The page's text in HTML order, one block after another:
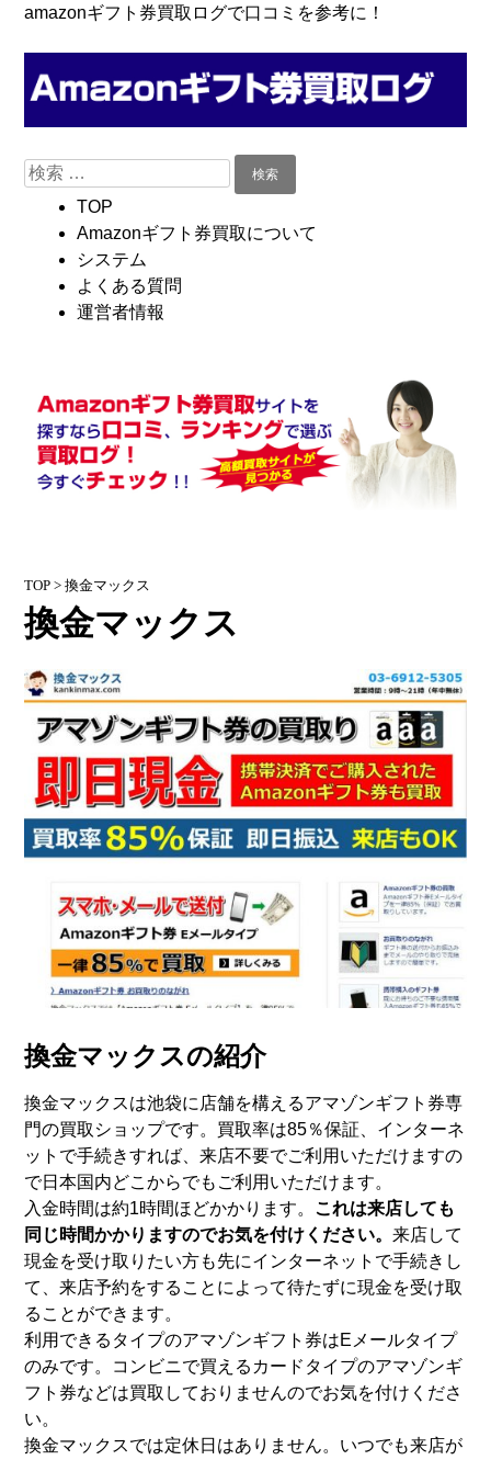
コ
ン
移
Skip
amazonギフト券買取ログで口コミを参考に！
検
索:
TOP
Amazonギフト券買取について
システム
よくある質問
運営者情報
TOP > 換金マックス
換金マックス
換金マックスの紹介
換金マックスは池袋に店舗を構えるアマゾンギフト券専
門の買取ショップです。買取率は85％保証、インターネ
ットで手続きすれば、来店不要でご利用いただけますの
で日本国内どこからでもご利用いただけます。
入金時間は約1時間ほどかかります。 これは来店しても
同じ時間かかりますのでお気を付けください。来店して
現金を受け取りたい方も先にインターネットで手続きし
て、来店予約をすることによって待たずに現金を受け取
ることができます。
利用できるタイプのアマゾンギフト券はEメールタイプ
のみです。コンビニで買えるカードタイプのアマゾンギ
フト券などは買取しておりませんのでお気を付けくださ
い。
換金マックスでは定休日はありません。いつでも来店が